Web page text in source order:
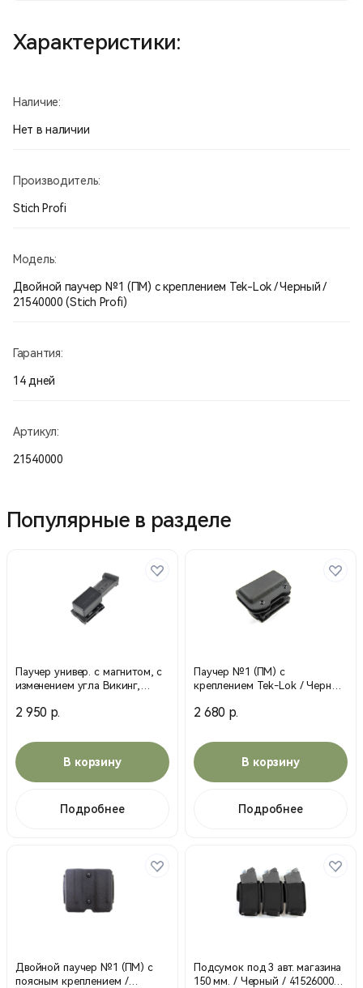
стрелка угол наклона магазина относительно
пистолетного ремня.
95х85х35 мм.
Характеристики:
Наличие:
Нет в наличии
Производитель:
Stich Profi
Модель:
Двойной паучер №1 (ПМ) с креплением Tek-Lok / Черный /
21540000 (Stich Profi)
Гарантия:
14 дней
Артикул:
21540000
Популярные в разделе
Паучер универ. с магнитом, с
изменением угла Викинг,
21568000 (Stiсh Profi)
2 950 р.
В корзину
Подробнее
Паучер №1 (ПМ) с
креплением Tek-Lok / Черный
2 680 р.
В корзину
Подробнее
Двойной паучер №1 (ПМ) с
поясным креплением /
Подсумок под 3 авт. магазина
150 мм. / Черный / 41526000